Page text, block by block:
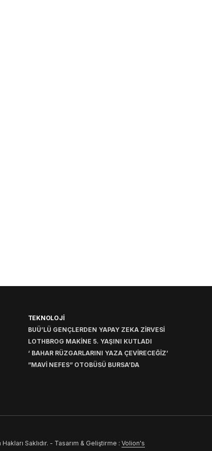
TEKNOLOJİ
BUÜ’LÜ GENÇLERDEN YAPAY ZEKA ZİRVESİ
LOTHBROG MAKİNE 5. YAŞINI KUTLADI
‘ BAHAR RÜZGARLARINI YAZA ÇEVİRECEĞİZ’
”MAVİ NEFES” OTOBÜSÜ BURSA’DA
Saklıdır. - Tasarım & Geliştirme : Volion's